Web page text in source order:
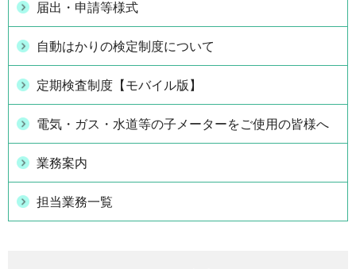
届出・申請等様式
自動はかりの検定制度について
定期検査制度【モバイル版】
電気・ガス・水道等の子メーターをご使用の皆様へ
業務案内
担当業務一覧